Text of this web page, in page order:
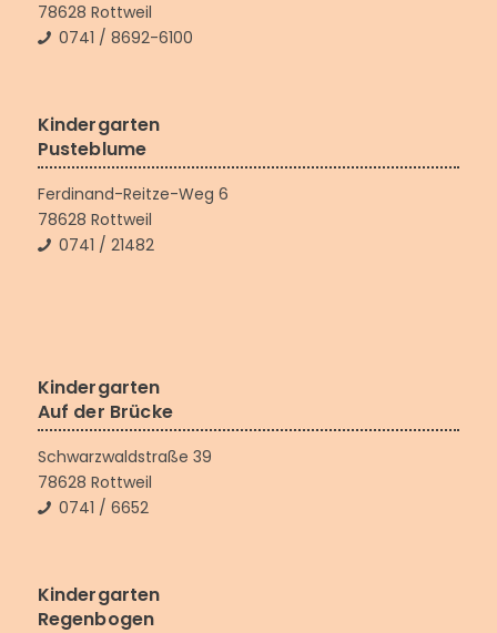
78628 Rottweil
0741 / 8692-6100
Kindergarten
Pusteblume
Ferdinand-Reitze-Weg 6
78628 Rottweil
0741 / 21482
Kindergarten
Auf der Brücke
Schwarzwaldstraße 39
78628 Rottweil
0741 / 6652
Kindergarten
Regenbogen